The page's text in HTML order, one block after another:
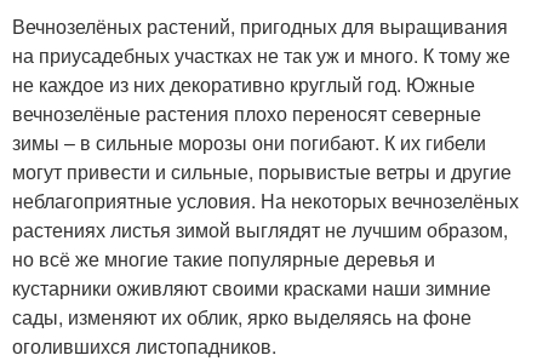
Вечнозелёных растений, пригодных для выращивания
на приусадебных участках не так уж и много. К тому же
не каждое из них декоративно круглый год. Южные
вечнозелёные растения плохо переносят северные
зимы – в сильные морозы они погибают. К их гибели
могут привести и сильные, порывистые ветры и другие
неблагоприятные условия. На некоторых вечнозелёных
растениях листья зимой выглядят не лучшим образом,
но всё же многие такие популярные деревья и
кустарники оживляют своими красками наши зимние
сады, изменяют их облик, ярко выделяясь на фоне
оголившихся листопадников.